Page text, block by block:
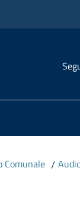
Comunale /